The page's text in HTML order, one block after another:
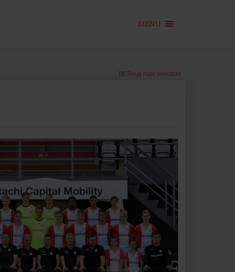
MENU
Terug naar overzicht